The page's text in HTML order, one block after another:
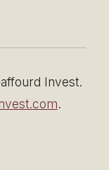
Invest.
.